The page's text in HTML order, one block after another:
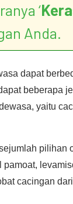
‘
Anda.
dapat
beberapa
yaitu
pilihan
cacingan